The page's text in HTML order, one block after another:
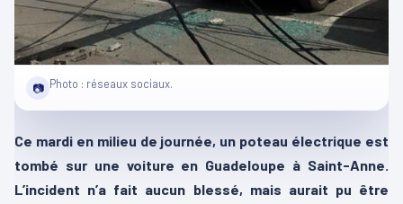
📷 Photo : réseaux sociaux.
Ce mardi en milieu de journée, un poteau électrique est
tombé sur une voiture en Guadeloupe à Saint-Anne.
L’incident n’a fait aucun blessé, mais aurait pu être